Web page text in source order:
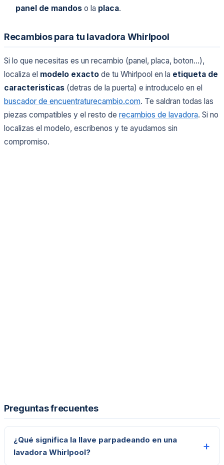
panel de mandos o la placa.
Recambios para tu lavadora Whirlpool
Si lo que necesitas es un recambio (panel, placa, boton...),
localiza el modelo exacto de tu Whirlpool en la etiqueta de
caracteristicas (detras de la puerta) e introducelo en el
buscador de encuentraturecambio.com. Te saldran todas las
piezas compatibles y el resto de recambios de lavadora. Si no
localizas el modelo, escribenos y te ayudamos sin
compromiso.
Preguntas frecuentes
¿Qué significa la llave parpadeando en una
lavadora Whirlpool?